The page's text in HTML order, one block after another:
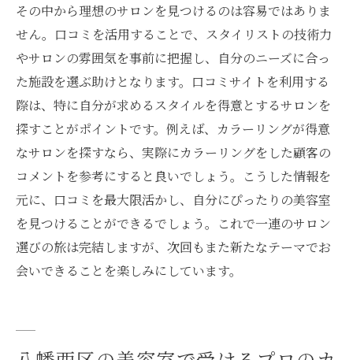
その中から理想のサロンを見つけるのは容易ではありま
せん。口コミを活用することで、スタイリストの技術力
やサロンの雰囲気を事前に把握し、自分のニーズに合っ
た施設を選ぶ助けとなります。口コミサイトを利用する
際は、特に自分が求めるスタイルを得意とするサロンを
探すことがポイントです。例えば、カラーリングが得意
なサロンを探すなら、実際にカラーリングをした顧客の
コメントを参考にすると良いでしょう。こうした情報を
元に、口コミを最大限活かし、自分にぴったりの美容室
を見つけることができるでしょう。これで一連のサロン
選びの旅は完結しますが、次回もまた新たなテーマでお
会いできることを楽しみにしています。